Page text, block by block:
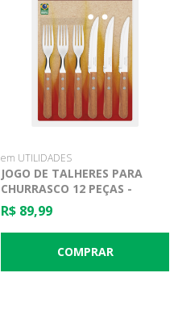
em UTILIDADES
JOGO DE TALHERES PARA
CHURRASCO 12 PEÇAS -
TRAMONTINA
R$ 89,99